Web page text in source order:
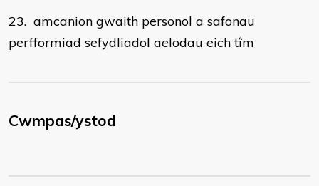
23. amcanion gwaith personol a safonau
perfformiad sefydliadol aelodau eich tîm
Cwmpas/ystod